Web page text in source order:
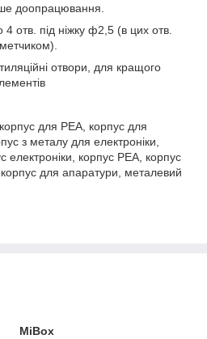
доопрацювання.
отв. під ніжку ф2,5 (в цих отв.
отвори, для кращого
для РЕА, корпус для
з металу для електроніки,
електроніки, корпус РЕА, корпус
для апаратури, металевий
MiBox